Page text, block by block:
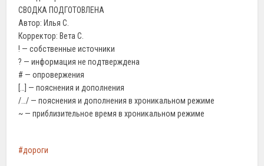
СВОДКА ПОДГОТОВЛЕНА
Автор: Илья С.
Корректор: Вета С.
! — собственные источники
? — информация не подтверждена
# — опровержения
[…] — пояснения и дополнения
/…/ — пояснения и дополнения в хроникальном режиме
~ — приблизительное время в хроникальном режиме
дороги